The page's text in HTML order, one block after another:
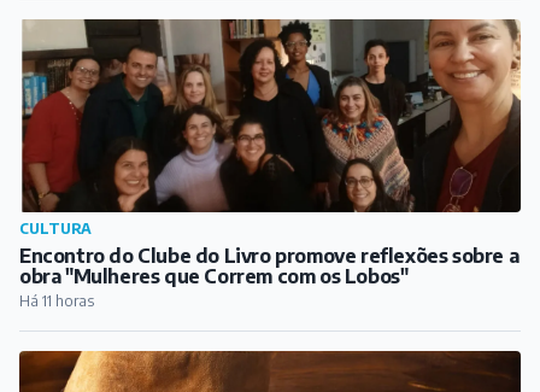
CULTURA
Encontro do Clube do Livro promove reflexões sobre a
obra "Mulheres que Correm com os Lobos"
Há 11 horas